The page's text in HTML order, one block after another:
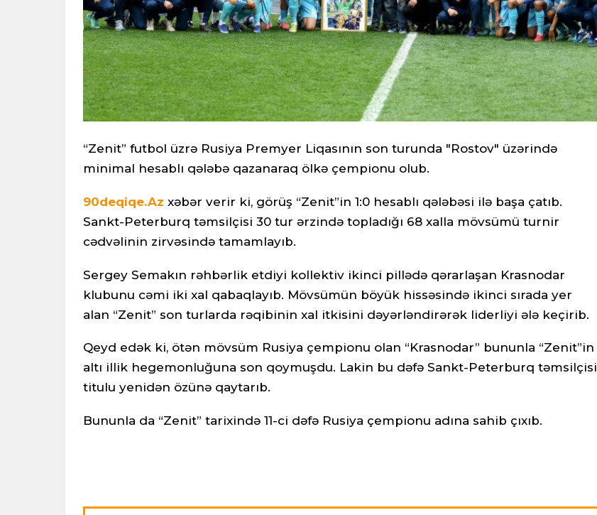
“Zenit” futbol üzrə Rusiya Premyer Liqasının son turunda "Rostov" üzərində
minimal hesablı qələbə qazanaraq ölkə çempionu olub.
90deqiqe.Az xəbər verir ki, görüş “Zenit”in 1:0 hesablı qələbəsi ilə başa çatıb.
Sankt-Peterburq təmsilçisi 30 tur ərzində topladığı 68 xalla mövsümü turnir
cədvəlinin zirvəsində tamamlayıb.
Sergey Semakın rəhbərlik etdiyi kollektiv ikinci pillədə qərarlaşan Krasnodar
klubunu cəmi iki xal qabaqlayıb. Mövsümün böyük hissəsində ikinci sırada yer
alan “Zenit” son turlarda rəqibinin xal itkisini dəyərləndirərək liderliyi ələ keçirib.
Qeyd edək ki, ötən mövsüm Rusiya çempionu olan “Krasnodar” bununla “Zenit”in
altı illik hegemonluğuna son qoymuşdu. Lakin bu dəfə Sankt-Peterburq təmsilçisi
titulu yenidən özünə qaytarıb.
Bununla da “Zenit” tarixində 11-ci dəfə Rusiya çempionu adına sahib çıxıb.